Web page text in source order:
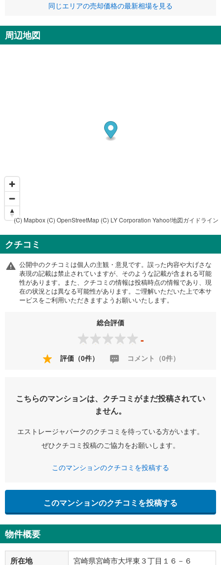
同じエリアの売却価格の最新相場を見る
周辺地図
(C) Mapbox (C) OpenStreetMap (C) LY Corporation Yahoo!地図ガイドライン
クチコミ
公開中のクチコミは個人の主観・意見です。誤った内容や大げさな
表現の記載は禁止されていますが、そのような記載が含まれる可能
性があります。また、クチコミの情報は投稿時点の情報であり、現
在の状況とは異なる可能性があります。ご理解いただいた上で本サ
ービスをご利用いただきますようお願いいたします。
総合評価
-
評価（0件） コメント（0件）
こちらのマンションは、クチコミがまだ投稿されてい
ません。
エストレージャパークのクチコミを待っている方がいます。
ぜひクチコミ投稿のご協力をお願いします。
このマンションのクチコミを投稿する
このマンションのクチコミを投稿する
物件概要
所在地 宮崎県宮崎市大坪東３丁目１６－６